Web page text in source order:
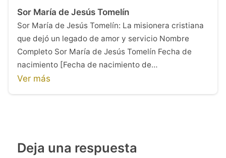
Sor María de Jesús Tomelín
Sor María de Jesús Tomelín: La misionera cristiana
que dejó un legado de amor y servicio Nombre
Completo Sor María de Jesús Tomelín Fecha de
nacimiento [Fecha de nacimiento de…
Ver más
Deja una respuesta